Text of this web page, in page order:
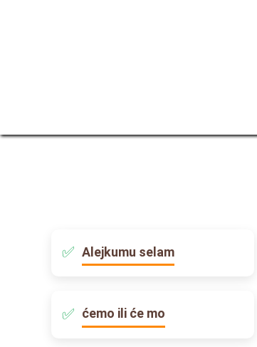
Alejkumu selam
ćemo ili će mo